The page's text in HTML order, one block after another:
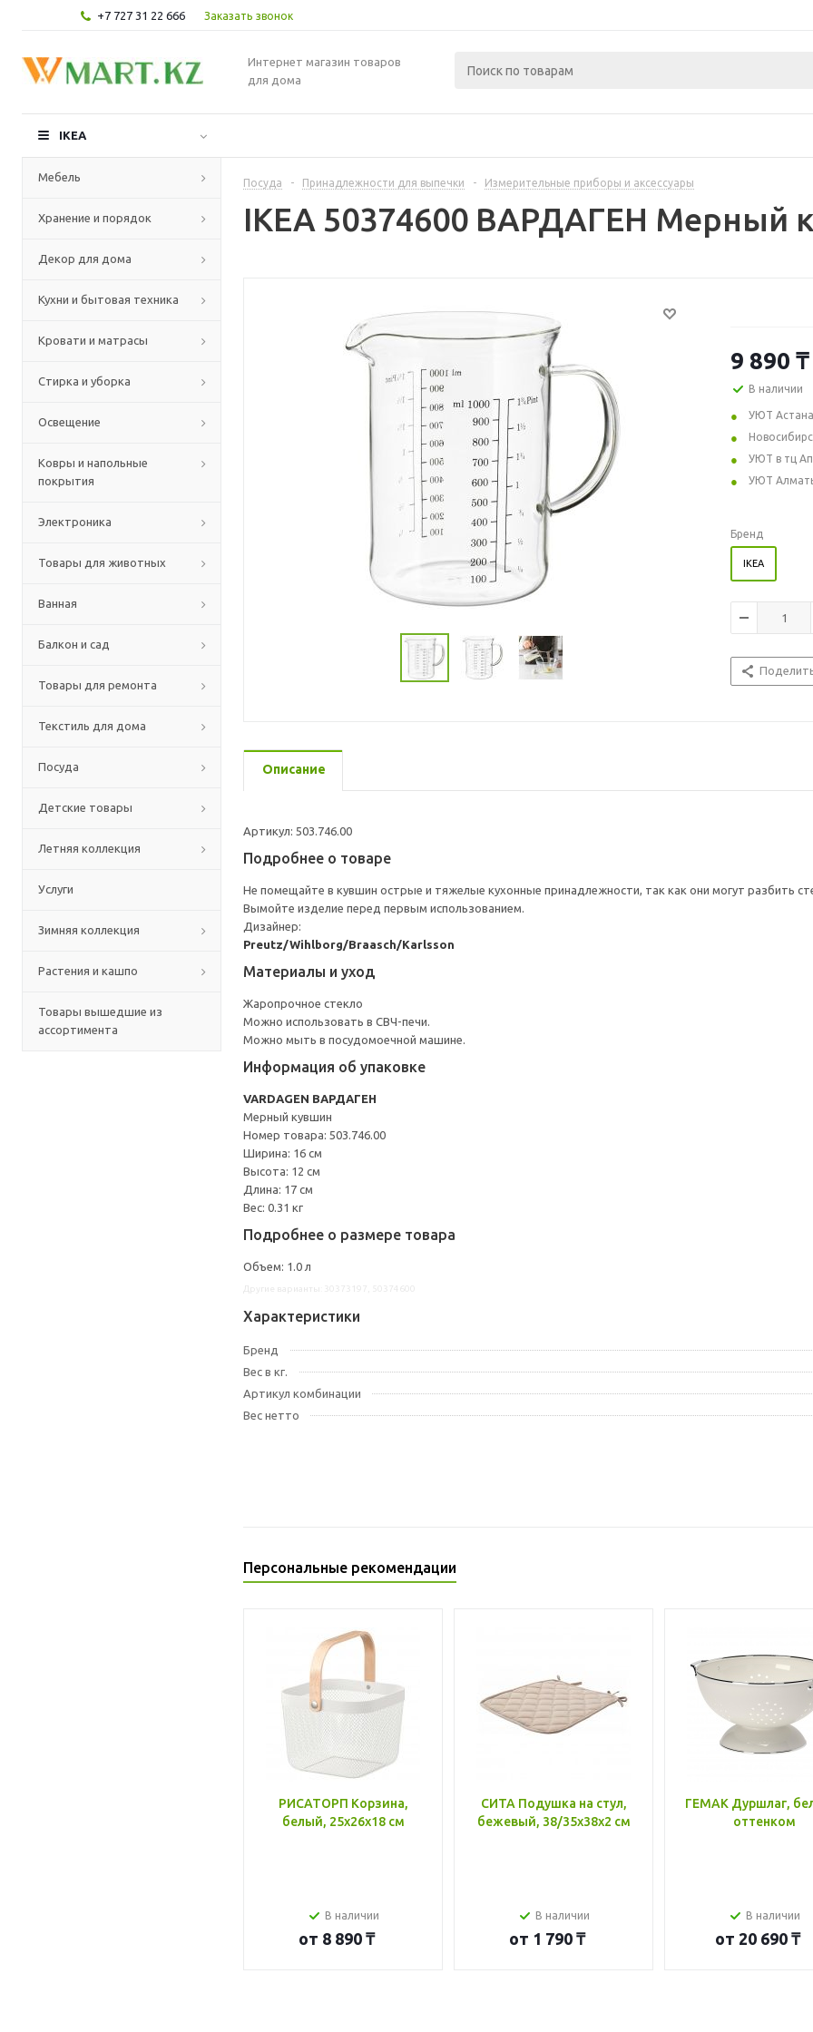
+7 727 31 22 666 Заказать звонок
Интернет магазин товаров
для дома
IKEA
Мебель
Хранение и порядок
Декор для дома
Кухни и бытовая техника
Кровати и матрасы
Стирка и уборка
Освещение
Ковры и напольные
покрытия
Электроника
Товары для животных
Ванная
Балкон и сад
Товары для ремонта
Текстиль для дома
Посуда
Детские товары
Летняя коллекция
Услуги
Зимняя коллекция
Растения и кашпо
Товары вышедшие из
ассортимента
Посуда - Принадлежности для выпечки - Измерительные приборы и аксессуары
IKEA 50374600 ВАРДАГЕН Мерный
9 890 ₸
В наличии
УЮТ Астана
УЮТ в тц
УЮТ
Бренд
IKEA
Описание
Артикул: 503.746.00
Подробнее о товаре
Не помещайте в кувшин острые и тяжелые кухонные принадлежности, так как они могут разбить
Вымойте изделие перед первым использованием.
Дизайнер:
Preutz/Wihlborg/Braasch/Karlsson
Материалы и уход
Жаропрочное стекло
Можно использовать в СВЧ-печи.
Можно мыть в посудомоечной машине.
Информация об упаковке
VARDAGEN ВАРДАГЕН
Мерный кувшин
Номер товара: 503.746.00
Ширина: 16 см
Высота: 12 см
Длина: 17 см
Вес: 0.31 кг
Подробнее о размере товара
Объем: 1.0 л
Характеристики
Бренд
Вес в кг.
Артикул комбинации
Вес нетто
Персональные рекомендации
РИСАТОРП Корзина,
белый, 25x26x18 см
В наличии
от 8 890 ₸
СИТА Подушка на стул,
бежевый, 38/35x38x2 см
В наличии
от 1 790 ₸
ГЕМАК Дуршлаг,
оттенком
В наличии
от 20 690 ₸